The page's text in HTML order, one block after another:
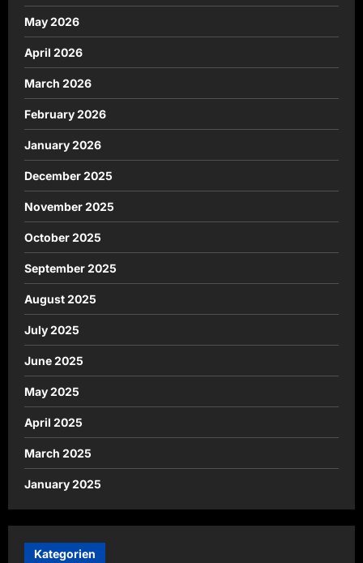
May 2026
April 2026
March 2026
February 2026
January 2026
December 2025
November 2025
October 2025
September 2025
August 2025
July 2025
June 2025
May 2025
April 2025
March 2025
January 2025
Kategorien